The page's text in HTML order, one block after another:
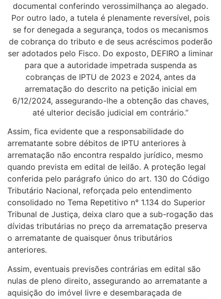
documental conferindo verossimilhança ao alegado.
Por outro lado, a tutela é plenamente reversível, pois
se for denegada a segurança, todos os mecanismos
de cobrança do tributo e de seus acréscimos poderão
ser adotados pelo Fisco. Do exposto, DEFIRO a liminar
para que a autoridade impetrada suspenda as
cobranças de IPTU de 2023 e 2024, antes da
arrematação do descrito na petição inicial em
6/12/2024, assegurando-lhe a obtenção das chaves,
até ulterior decisão judicial em contrário.”
Assim, fica evidente que a responsabilidade do
arrematante sobre débitos de IPTU anteriores à
arrematação não encontra respaldo jurídico, mesmo
quando prevista em edital de leilão. A proteção legal
conferida pelo parágrafo único do art. 130 do Código
Tributário Nacional, reforçada pelo entendimento
consolidado no Tema Repetitivo n° 1.134 do Superior
Tribunal de Justiça, deixa claro que a sub-rogação das
dívidas tributárias no preço da arrematação preserva
o arrematante de quaisquer ônus tributários
anteriores.
Assim, eventuais previsões contrárias em edital são
nulas de pleno direito, assegurando ao arrematante a
aquisição do imóvel livre e desembaraçada de